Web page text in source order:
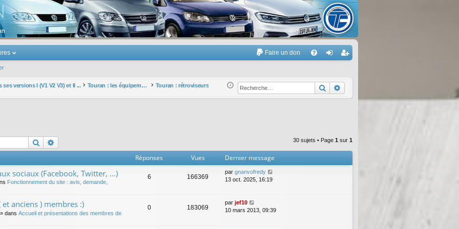
Touran
Faire un don
Q ne
xi
nr
eg
r
versions I (V1 V2 V3) et II ... Touran : les équipements électriques et électroniques Touran : rétroviseurs Rechercher
Rechercher 30 sujets • Page 1 sur 1
Réponses Vues Dernier message
sociaux (Facebook, Twitter, ...)
Fonctionnement du site : avis, demande,
6 166369
par gnanvofredy
13 oct. 2025, 16:19
anciens ) membres :)
» dans Accueil et présentations des membres de
0 183069
par jef10
10 mars 2013, 09:39